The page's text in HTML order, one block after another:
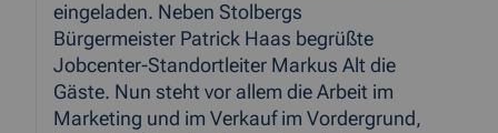
eingeladen. Neben Stolbergs
Bürgermeister Patrick Haas begrüßte
Jobcenter-Standortleiter Markus Alt die
Gäste. Nun steht vor allem die Arbeit im
Marketing und im Verkauf im Vordergrund,